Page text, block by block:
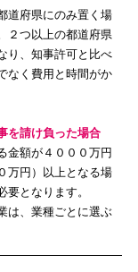
道府県にのみ置く場
２つ以上の都道府県
り、知事許可と比べ
なく費用と時間がか
を請け負った場合
金額が４０００万円
万円）以上となる場
要となります。
は、業種ごとに選ぶ